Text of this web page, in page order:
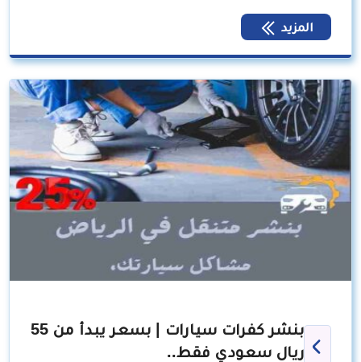
المزيد
بنشر كفرات سيارات | بسعر يبدأ من 55
ريال سعودي فقط..